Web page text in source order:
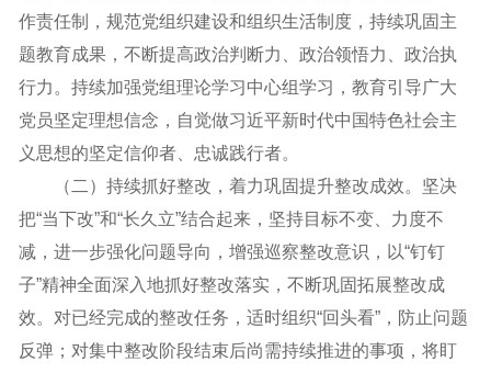
作责任制，规范党组织建设和组织生活制度，持续巩固主
题教育成果，不断提高政治判断力、政治领悟力、政治执
行力。持续加强党组理论学习中心组学习，教育引导广大
党员坚定理想信念，自觉做习近平新时代中国特色社会主
义思想的坚定信仰者、忠诚践行者。
（二）持续抓好整改，着力巩固提升整改成效。坚决
把“当下改”和“长久立”结合起来，坚持目标不变、力度不
减，进一步强化问题导向，增强巡察整改意识，以“钉钉
子”精神全面深入地抓好整改落实，不断巩固拓展整改成
效。对已经完成的整改任务，适时组织“回头看”，防止问题
反弹；对集中整改阶段结束后尚需持续推进的事项，将盯